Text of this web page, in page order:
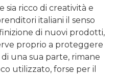
sia ricco di creatività e
italiani il senso
di nuovi prodotti,
proprio a proteggere
una sua parte, rimane
utilizzato, forse per il